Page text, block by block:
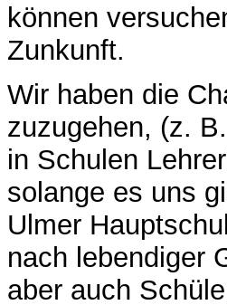
können
Zunkunft.
Wir haben die
zuzugehen, (z.
in Schulen
solange es uns
Ulmer
nach lebendiger
aber auch